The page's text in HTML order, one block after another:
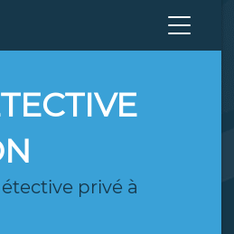
privé à